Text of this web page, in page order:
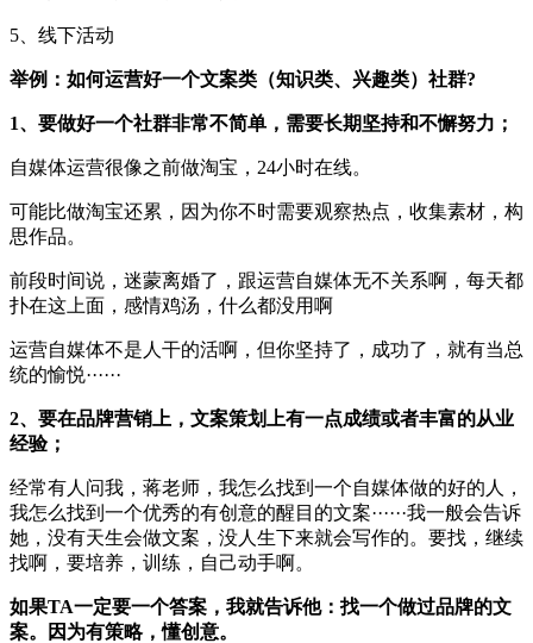
5、线下活动
举例：如何运营好一个文案类（知识类、兴趣类）社群?
1、要做好一个社群非常不简单，需要长期坚持和不懈努力；
自媒体运营很像之前做淘宝，24小时在线。
可能比做淘宝还累，因为你不时需要观察热点，收集素材，构
思作品。
前段时间说，迷蒙离婚了，跟运营自媒体无不关系啊，每天都
扑在这上面，感情鸡汤，什么都没用啊
运营自媒体不是人干的活啊，但你坚持了，成功了，就有当总
统的愉悦······
2、要在品牌营销上，文案策划上有一点成绩或者丰富的从业
经验；
经常有人问我，蒋老师，我怎么找到一个自媒体做的好的人，
我怎么找到一个优秀的有创意的醒目的文案······我一般会告诉
她，没有天生会做文案，没人生下来就会写作的。要找，继续
找啊，要培养，训练，自己动手啊。
如果TA一定要一个答案，我就告诉他：找一个做过品牌的文
案。因为有策略，懂创意。